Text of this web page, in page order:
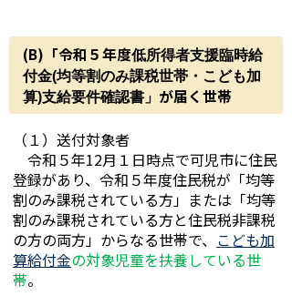
(B)「令和５年度低所得者支援臨時給
付金(均等割のみ課税世帯・こども加
算)支給要件確認書 」 が届く世帯
（１）送付対象者
令和５年12月１日時点で可児市に住民
登録があり、令和５年度住民税が「均等
割のみ課税されている方」または「均等
割のみ課税されている方と住民税非課税
の方の両方」からなる世帯で、 こども加
算給付金の対象児童を扶養している世
帯。